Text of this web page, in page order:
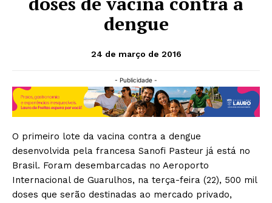
dengue
24 de março de 2016
- Publicidade -
O primeiro lote da vacina contra a dengue
desenvolvida pela francesa Sanofi Pasteur já está no
Brasil. Foram desembarcadas no Aeroporto
Internacional de Guarulhos, na terça-feira (22), 500 mil
doses que serão destinadas ao mercado privado,